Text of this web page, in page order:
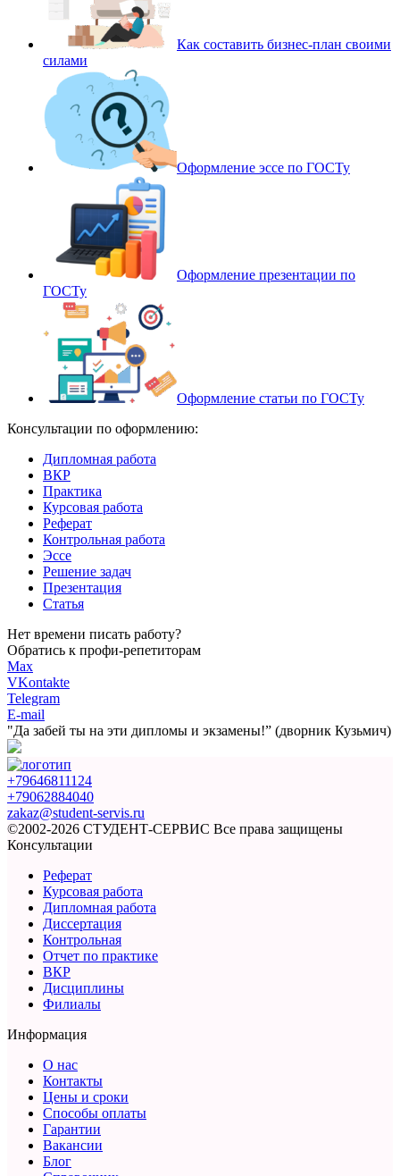
Как составить бизнес-план своими
силами
Оформление эссе по ГОСТу
Оформление презентации по
ГОСТу
Оформление статьи по ГОСТу
Консультации по оформлению:
Дипломная работа
ВКР
Практика
Курсовая работа
Реферат
Контрольная работа
Эссе
Решение задач
Презентация
Статья
Нет времени писать работу?
Обратись к профи-репетиторам
Max
VKontakte
Telegram
E-mail
"Да забей ты на эти дипломы и экзамены!” (дворник Кузьмич)
+79646811124
+79062884040
zakaz@student-servis.ru
©2002-2026 СТУДЕНТ-СЕРВИС Все права защищены
Консультации
Реферат
Курсовая работа
Дипломная работа
Диссертация
Контрольная
Отчет по практике
ВКР
Дисциплины
Филиалы
Информация
О нас
Контакты
Цены и сроки
Способы оплаты
Гарантии
Вакансии
Блог